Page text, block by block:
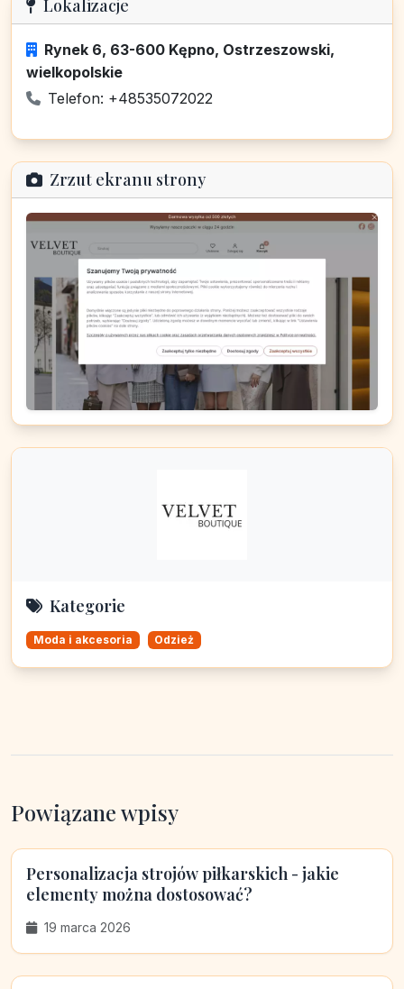
Lokalizacje
Rynek 6, 63-600 Kępno, Ostrzeszowski,
wielkopolskie
Telefon: +48535072022
Zrzut ekranu strony
Kategorie
Moda i akcesoria Odzież
Powiązane wpisy
Personalizacja strojów piłkarskich - jakie
elementy można dostosować?
19 marca 2026